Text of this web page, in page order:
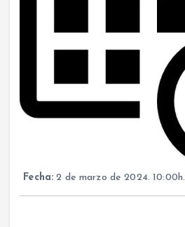
Fecha: 2 de marzo de 2024. 10:00h.